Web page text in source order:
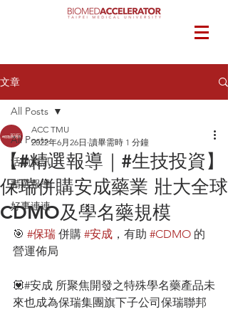
文章
All Posts
活動資訊
精選報導
好事連連
All Posts
【#精選報導｜#生技投資】
保瑞併購安成藥業 壯大全球
CDMO及學名藥規模
ACC TMU
2022年6月26日 讀畢需時 1 分鐘
🎯 #保瑞 併購 #安成 ，有助 #CDMO 的
營運佈局
💟#安成 所聚焦開發之特殊學名藥產品未
來也成為保瑞集團旗下子公司保瑞聯邦